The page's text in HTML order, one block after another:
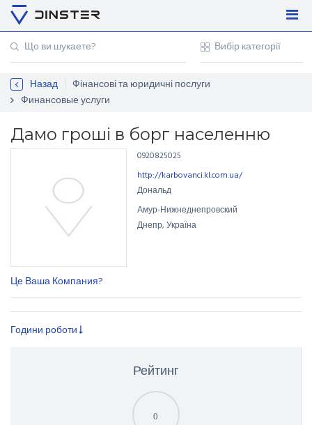
Регістрація
Контакти
Назад
Фінансові та юридичні послуги
Финансовые услуги
Дамо гроші в борг населенню
Це Ваша Компания?
0920825025
http://karbovanci.kl.com.ua/
Дональд
Амур-Нижнеднепровский
Днепр, Україна
Години роботи
Рейтинг
0